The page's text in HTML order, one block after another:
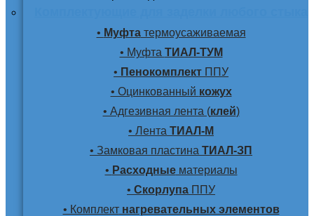
• Муфтатермоусаживаемая
• Муфта ТИАЛ-ТУМ
• Пенокомплект ППУ
• Оцинкованный кожух
• Адгезивная лента (клей)
• Лента ТИАЛ-М
• Замковая пластина ТИАЛ-ЗП
• Расходныематериалы
• Скорлупа ППУ
• Комплектнагревательных элементов